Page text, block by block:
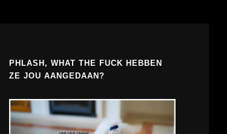
PHLASH, WHAT THE FUCK HEBBEN
ZE JOU AANGEDAAN?